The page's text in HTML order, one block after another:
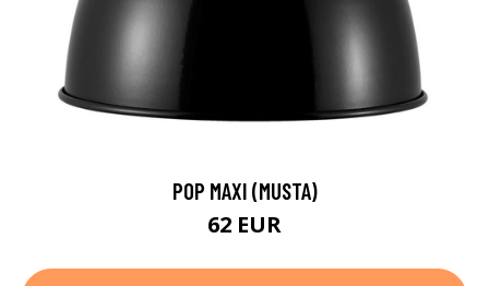
POP MAXI (MUSTA)
62 EUR